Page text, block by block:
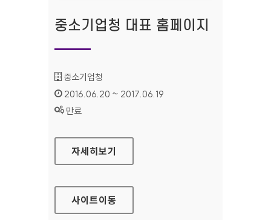
중소기업청 대표 홈페이지
기관명 :
중소기업청
인증기간 :
2016.06.20 ~ 2017.06.19
상태 :
만료
중소기업청 대표 홈페이지
자세히보기
사이트이동